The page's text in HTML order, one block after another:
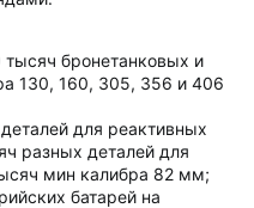
тысяч бронетанковых и
130, 160, 305, 356 и 406
для реактивных
разных деталей для
мин калибра 82 мм;
батарей на